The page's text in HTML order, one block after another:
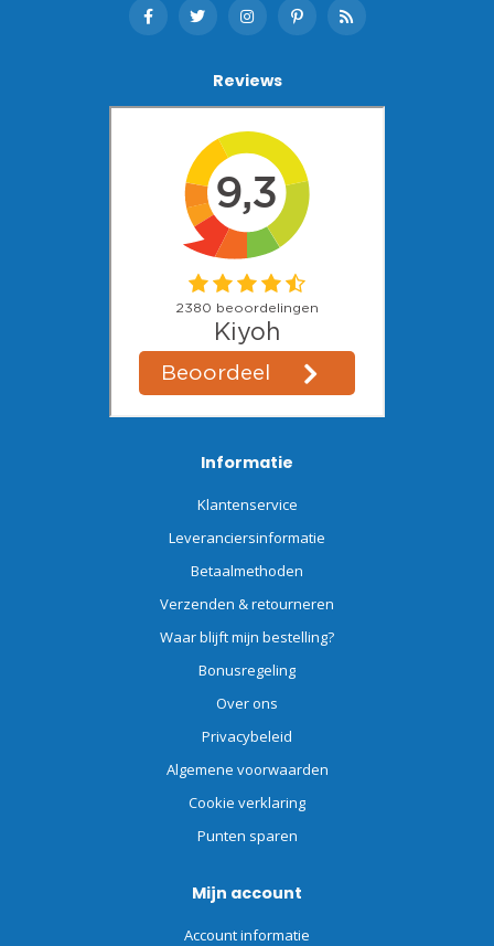
Reviews
Informatie
Klantenservice
Leveranciersinformatie
Betaalmethoden
Verzenden & retourneren
Waar blijft mijn bestelling?
Bonusregeling
Over ons
Privacybeleid
Algemene voorwaarden
Cookie verklaring
Punten sparen
Mijn account
Account informatie